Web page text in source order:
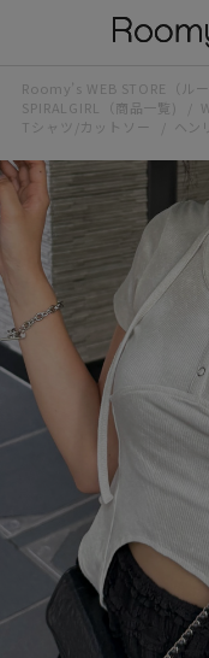
Roomy’s WEB STORE（ル
SPIRALGIRL（商品一覧)
Tシャツ/カットソー
ヘン